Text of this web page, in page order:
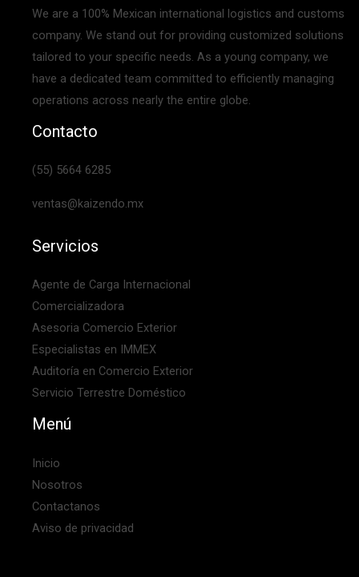
We are a 100% Mexican international logistics and customs
company. We stand out for providing customized solutions
tailored to your specific needs. As a young company, we
have a dedicated team committed to efficiently managing
operations across nearly the entire globe.
Contacto
(55) 5664 6285
ventas@kaizendo.mx
Servicios
Agente de Carga Internacional
Comercializadora
Asesoria Comercio Exterior
Especialistas en IMMEX
Auditoría en Comercio Exterior
Servicio Terrestre Doméstico
Menú
Inicio
Nosotros
Contactanos
Aviso de privacidad